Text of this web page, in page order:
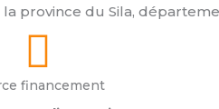
province du Sila,
financement